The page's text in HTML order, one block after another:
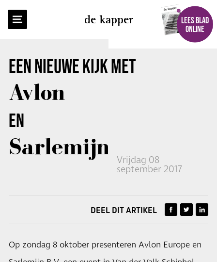
de kapper
LEES BLAD
ONLINE
EEN NIEUWE KIJK MET
Avlon
EN
Sarlemijn
Vrijdag 08
september 2017
TERUG NAAR OVERZICHT
DEEL DIT ARTIKEL
Op zondag 8 oktober presenteren Avlon Europe en